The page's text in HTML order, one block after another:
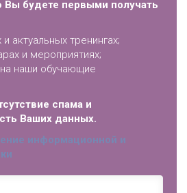
Вы будете первыми получать
актуальных тренингах;
и мероприятиях;
на наши обучающие
спама и
Ваших данных.
информационной и